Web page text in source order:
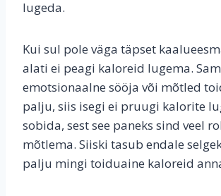
lugeda.
Kui sul pole väga täpset
alati ei peagi kaloreid lugema.
emotsionaalne sööja või mõtled
palju, siis isegi ei pruugi kalorite
sobida, sest see paneks sind veel
mõtlema. Siiski tasub endale
palju mingi toiduaine kaloreid